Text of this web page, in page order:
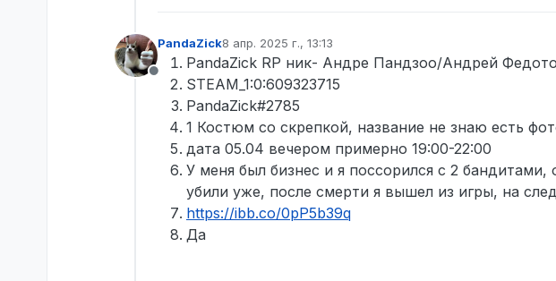
Не в сети
PandaZick8 апр. 2025 г., 13:13
отредактировано
PandaZick RP ник- Андре Пандзоо/Андрей
STEAM_1:0:609323715
PandaZick#2785
1 Костюм со скрепкой, название не знаю есть
дата 05.04 вечером примерно 19:00-22:00
У меня был бизнес и я поссорился с 2
убили уже, после смерти я вышел из игры, на
https://ibb.co/0pP5b39q
Да